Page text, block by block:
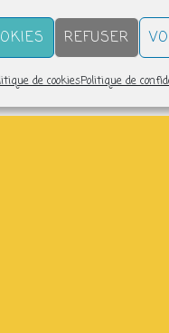
REFUSER
de cookiesPolitique de